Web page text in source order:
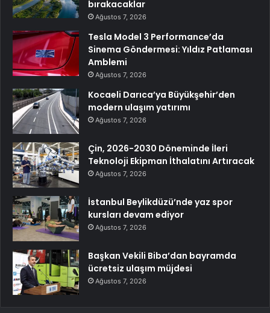
bırakacaklar
Ağustos 7, 2026
Tesla Model 3 Performance’da
Sinema Göndermesi: Yıldız Patlaması
Amblemi
Ağustos 7, 2026
Kocaeli Darıca’ya Büyükşehir’den
modern ulaşım yatırımı
Ağustos 7, 2026
Çin, 2026-2030 Döneminde İleri
Teknoloji Ekipman İthalatını Artıracak
Ağustos 7, 2026
İstanbul Beylikdüzü’nde yaz spor
kursları devam ediyor
Ağustos 7, 2026
Başkan Vekili Biba’dan bayramda
ücretsiz ulaşım müjdesi
Ağustos 7, 2026